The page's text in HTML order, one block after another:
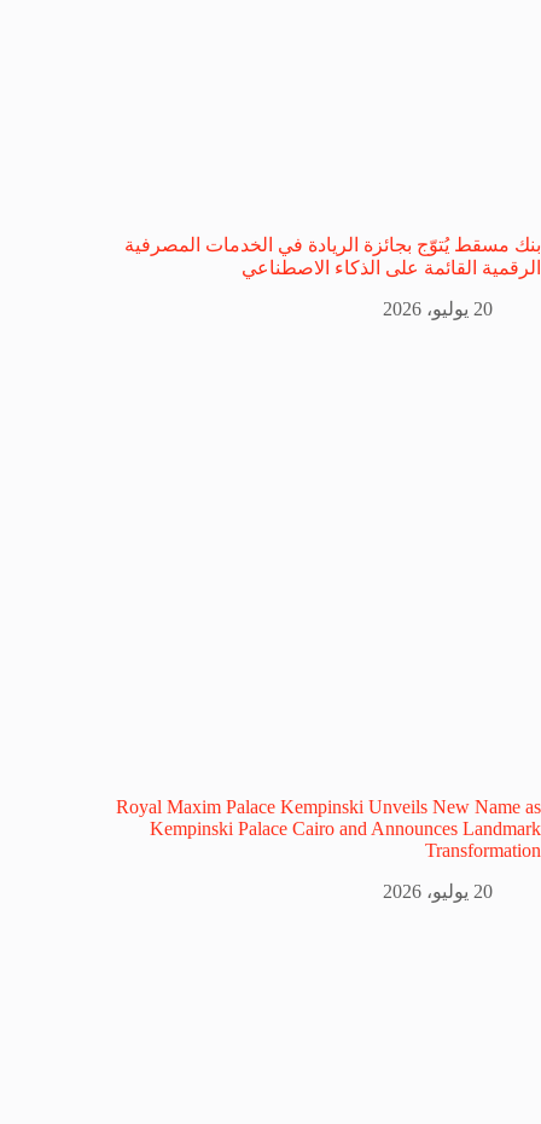
بنك مسقط يُتوّج بجائزة الريادة في الخدمات المصرفية
الرقمية القائمة على الذكاء الاصطناعي
20 يوليو، 2026
Royal Maxim Palace Kempinski Unveils New Name as
Kempinski Palace Cairo and Announces Landmark
Transformation
20 يوليو، 2026